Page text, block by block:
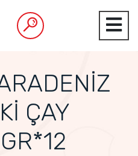
ÇAY